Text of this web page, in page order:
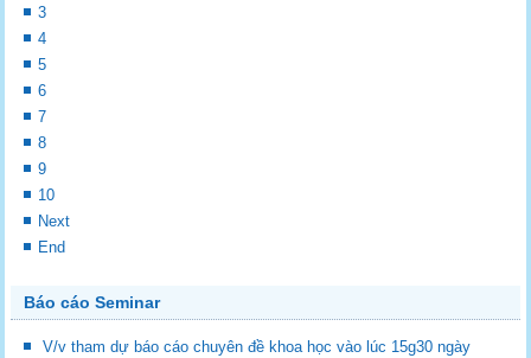
3
4
5
6
7
8
9
10
Next
End
Báo cáo Seminar
V/v tham dự báo cáo chuyên đề khoa học vào lúc 15g30 ngày